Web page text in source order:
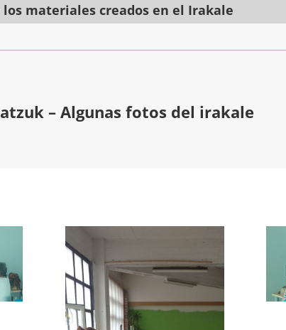
materiales creados en el Irakale
– Algunas fotos del irakale